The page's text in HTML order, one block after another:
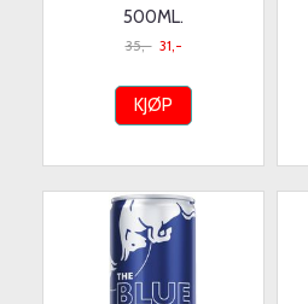
500ML.
35,- 31,-
KJØP